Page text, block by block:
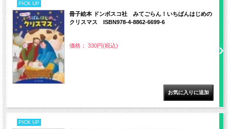
PICK UP
冊子絵本 ドンボスコ社 みてごらん！いちばんはじめの
クリスマス ISBN978-4-8862-6699-6
価格： 330円(税込)
PICK UP